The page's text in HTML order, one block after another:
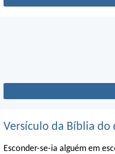
Versículo da Bíblia do
Esconder-se-ia alguém em